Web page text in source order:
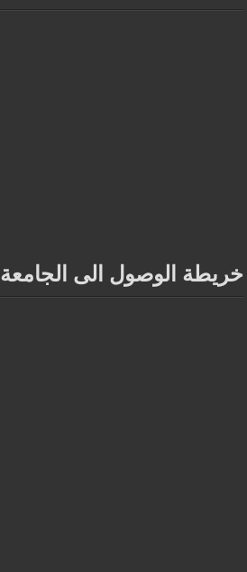
خريطة الوصول الى الجامعة